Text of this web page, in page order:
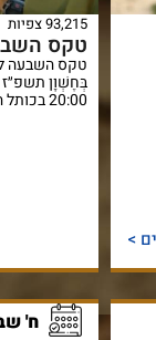
>
93,215 צפיות
טקס
טקס השבעה
20:00 בכותל המערבי.
ח'